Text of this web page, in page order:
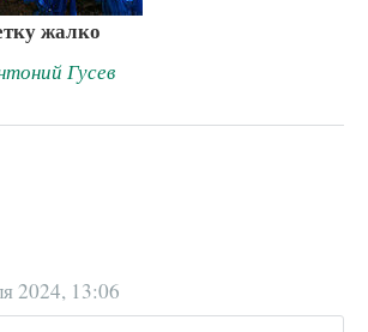
жалко
Гусев
2024, 13:06